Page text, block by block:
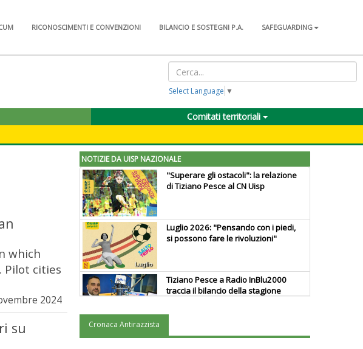
RICONOSCIMENTI E CONVENZIONI BILANCIO E SOSTEGNI P.A.
SAFEGUARDING
Select Language ▼
Comitati territoriali
which
Pilot cities
2024
su
NOTIZIE DA UISP NAZIONALE
"Superare gli ostacoli": la relazione
di Tiziano Pesce al CN Uisp
Luglio 2026: "Pensando con i piedi,
si possono fare le rivoluzioni"
Tiziano Pesce a Radio InBlu2000
traccia il bilancio della stagione
Cronaca Antirazzista